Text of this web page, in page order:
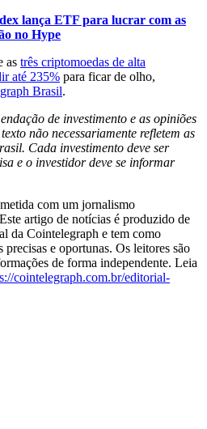
lança ETF para lucrar com as
no Hype
as três criptomoedas de alta
até 235% para ficar de olho,
Brasil.
de investimento e as opiniões
não necessariamente refletem as
Cada investimento deve ser
e o investidor deve se informar
com um jornalismo
artigo de notícias é produzido de
da Cointelegraph e tem como
e oportunas. Os leitores são
de forma independente. Leia
cointelegraph.com.br/editorial-